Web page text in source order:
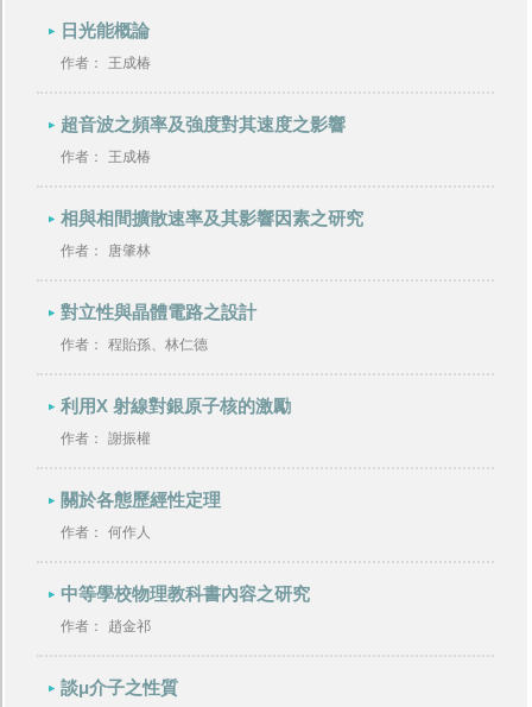
日光能概論
作者： 王成椿
超音波之頻率及強度對其速度之影響
作者： 王成椿
相與相間擴散速率及其影響因素之研究
作者： 唐肇林
對立性與晶體電路之設計
作者： 程貽孫、林仁德
利用X 射線對銀原子核的激勵
作者： 謝振權
關於各態歷經性定理
作者： 何作人
中等學校物理教科書內容之研究
作者： 趙金祁
談μ介子之性質